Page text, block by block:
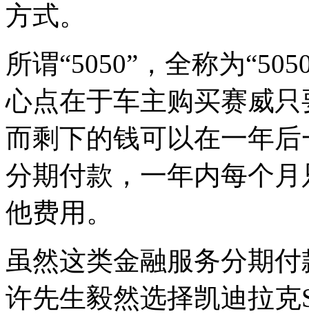
方式。
所谓“5050”，全称为
心点在于车主购买赛威
而剩下的钱可以在一年
分期付款，一年内每个
他费用。
虽然这类金融服务分期
许先生毅然选择凯迪拉